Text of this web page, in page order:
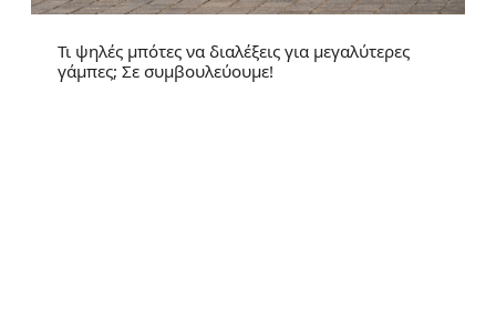
Τι ψηλές μπότες να διαλέξεις για μεγαλύτερες
γάμπες; Σε συμβουλεύουμε!